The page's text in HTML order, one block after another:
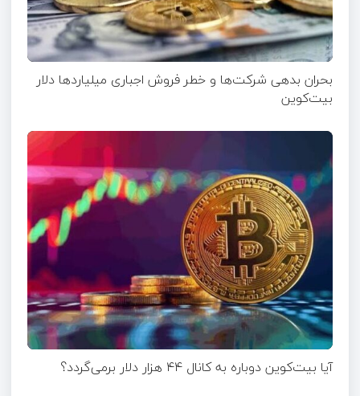
بحران بدهی شرکت‌ها و خطر فروش اجباری میلیاردها دلار
بیت‌کوین
آیا بیت‌کوین دوباره به کانال ۴۴ هزار دلار برمی‌گردد؟